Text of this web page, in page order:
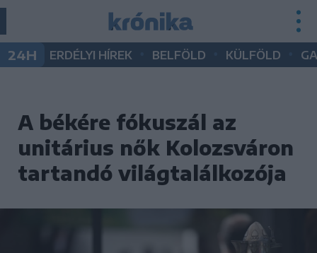
24H ERDÉLYI HÍREK BELFÖLD KÜLFÖLD
A békére fókuszál az
unitárius nők Kolozsváron
tartandó világtalálkozója